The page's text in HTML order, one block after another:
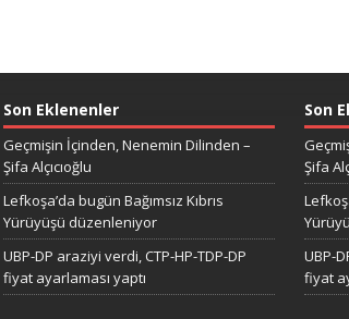
Son Eklenenler
Geçmişin İçinden, Nenemin Dilinden –
Şifa Alçıcıoğlu
Lefkoşa’da bugün Bağımsız Kıbrıs
Yürüyüşü düzenleniyor
UBP-DP araziyi verdi, CTP-HP-TDP-DP
fiyat ayarlaması yaptı
Son
Şifa
UBP-
fiyat